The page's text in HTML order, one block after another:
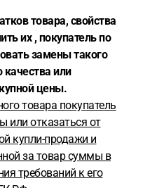
товара, свойства
их , покупатель по
замены такого
или
цены.
товара покупатель
или отказаться от
купли-продажи и
за товар суммы в
требований к его